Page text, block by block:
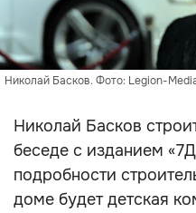
Николай Басков. Фото: Legion-
Николай Басков
беседе с изданием
подробности
доме будет детская